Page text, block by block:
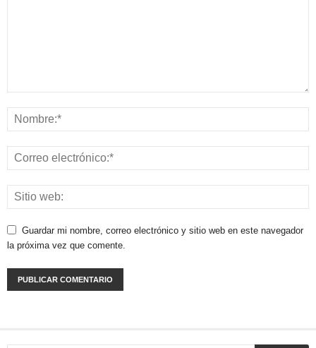
Guardar mi nombre, correo electrónico y sitio web en este navegador
la próxima vez que comente.